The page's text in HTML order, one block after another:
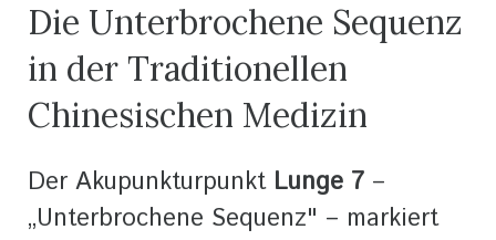
Die Unterbrochene Sequenz
in der Traditionellen
Chinesischen Medizin
Der Akupunkturpunkt Lunge 7 –
„Unterbrochene Sequenz" – markiert